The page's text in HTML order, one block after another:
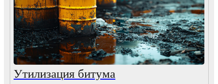
Утилизация битума